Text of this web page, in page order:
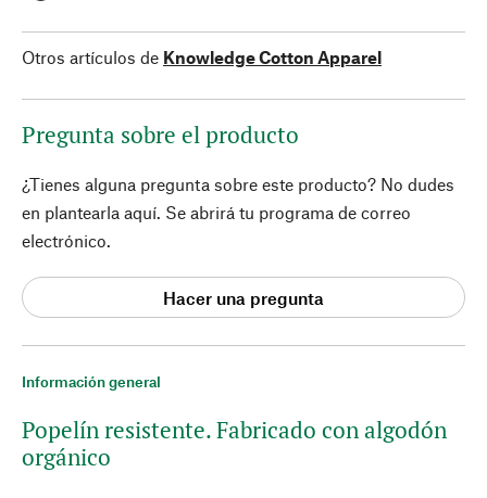
Información general
Popelín resistente. Fabricado con algodón
orgánico
Otros artículos de Knowledge Cotton Apparel
Pregunta sobre el producto
¿Tienes alguna pregunta sobre este producto? No dudes
en plantearla aquí. Se abrirá tu programa de correo
electrónico.
Hacer una pregunta